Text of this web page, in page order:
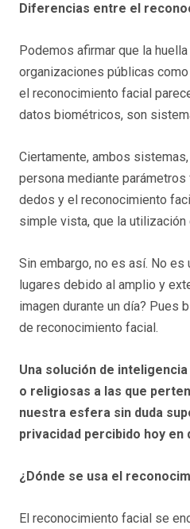
Diferencias entre el
Podemos afirmar que la
organizaciones públicas
el reconocimiento facial
datos biométricos, son
Ciertamente, ambos
persona mediante
dedos y el reconocimiento
simple vista, que la
Sin embargo, no es así. No
lugares debido al amplio y
imagen durante un día? Pues
de reconocimiento facial.
Una solución de
o religiosas a las que
nuestra esfera sin duda
privacidad percibido hoy en
¿Dónde se usa el
El reconocimiento facial se